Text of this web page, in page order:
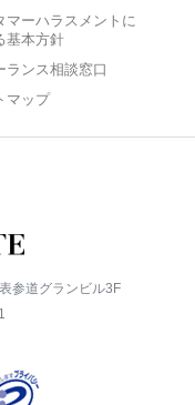
マーハラスメントに
基本方針
ランス相談窓口
マップ
参道グランビル3F